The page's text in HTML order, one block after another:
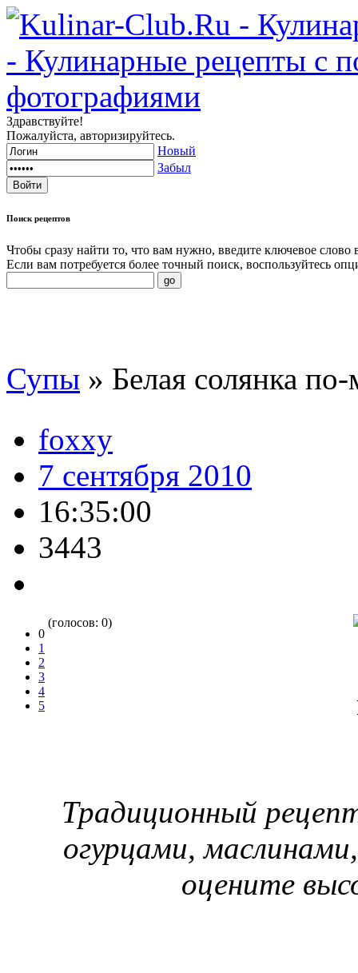
Здравствуйте!
Пожалуйста, авторизируйтесь.
Новый
Забыл
Поиск рецептов
Чтобы сразу найти то, что вам нужно, введите ключевое слово
Если вам потребуется более точный поиск, воспользуйтесь
Супы » Белая солянка
foxxy
7 сентября 2010
16:35:00
3443
0
1
2
3
4
5
(голосов: 0)
Традиционный
огурцами,
оцените